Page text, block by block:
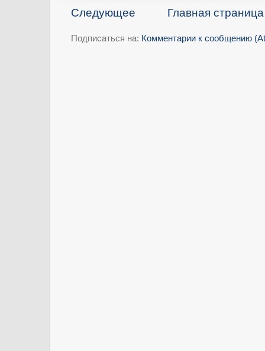
Следующее Главная страница
Подписаться на: Комментарии к сообщению